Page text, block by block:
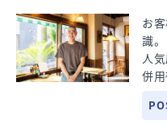
お
識。
人
併